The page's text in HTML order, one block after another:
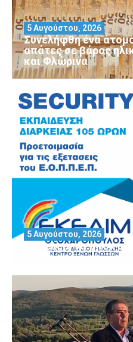
Συνελήφθη ένα
απάτες σε βάρος
και Φλώρινα
5 Αυγούστου, 2026
Θέλεις να
5 Αυγούστου, 2026